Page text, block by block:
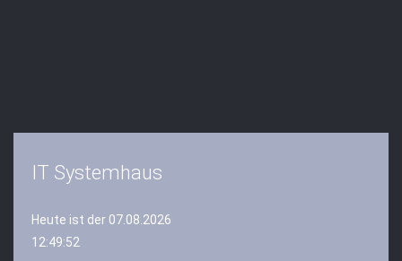
IT Systemhaus
Heute ist der 07.08.2026
12:49:52